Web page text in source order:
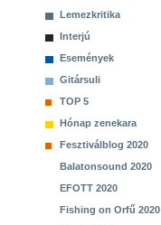
Lemezkritika
Interjú
Események
Gitársuli
TOP 5
Hónap zenekara
Fesztiválblog 2020
Balatonsound 2020
EFOTT 2020
Fishing on Orfű 2020